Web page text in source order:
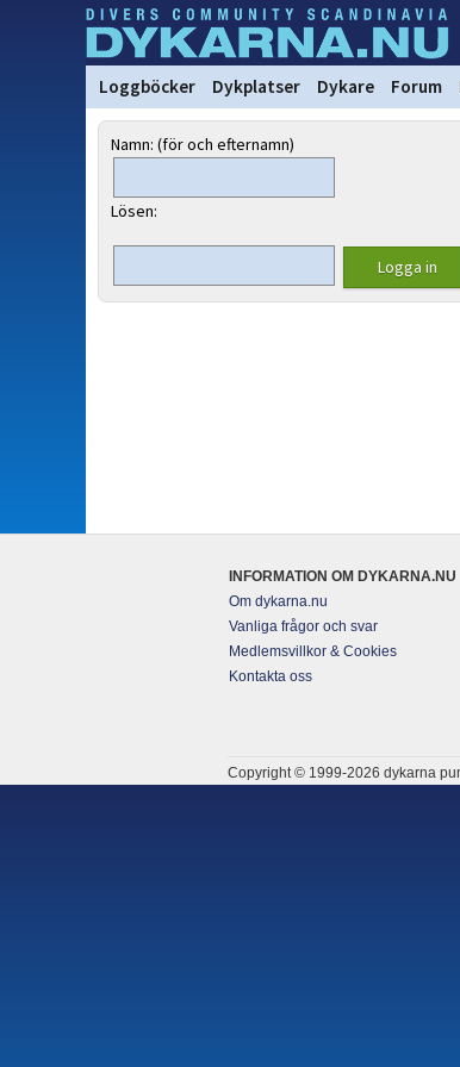
Loggböcker Dykplatser Dykare Forum
Namn: (för och efternamn)
Lösen:
INFORMATION OM DYKARNA.NU
Om dykarna.nu
Vanliga frågor och svar
Medlemsvillkor & Cookies
Kontakta oss
Copyright © 1999-2026 dykarna